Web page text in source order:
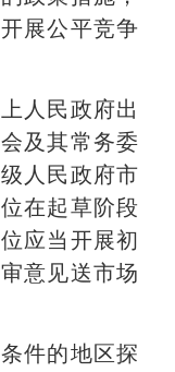
展公平竞争
民政府出
及其常务委
人民政府市
在起草阶段
应当开展初
意见送市场
的地区探